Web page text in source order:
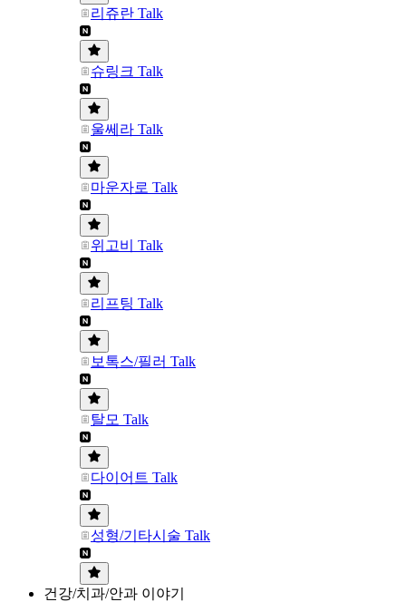
리쥬란 Talk
슈링크 Talk
울쎄라 Talk
마운자로 Talk
위고비 Talk
리프팅 Talk
보톡스/필러 Talk
탈모 Talk
다이어트 Talk
성형/기타시술 Talk
건강/치과/안과 이야기